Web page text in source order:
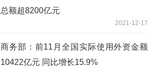
总额超8200亿元
2021-12-17
商务部：前11月全国实际使用外资金额
10422亿元 同比增长15.9%